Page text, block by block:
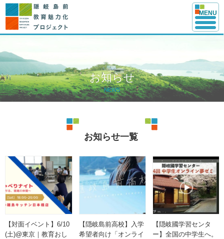
このページの本文へ
お知らせ
NEWS
MENU
お知らせ一覧
お
ら
せ
事
一
【対面イベント】6/10
(土)@東京｜教育おし
【隠岐島前高校】入学
希望者向け「オンライ
【隠岐國学習センタ
ー】全国の中学生へ。